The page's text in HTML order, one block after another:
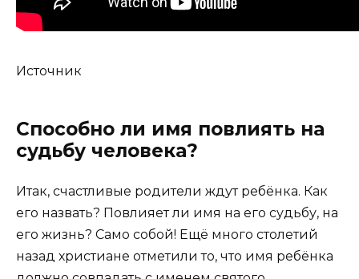
Источник
Способно ли имя повлиять на
судьбу человека?
Итак, счастливые родители ждут ребёнка. Как
его назвать? Повлияет ли имя на его судьбу, на
его жизнь? Само собой! Ещё много столетий
назад христиане отметили то, что имя ребёнка